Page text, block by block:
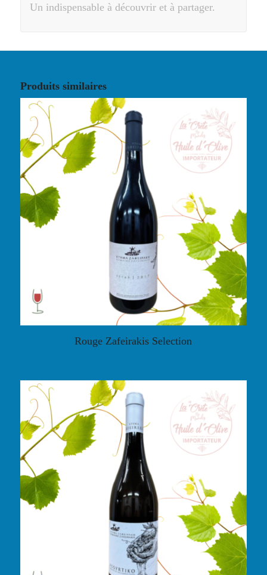
Un indispensable à découvrir et à partager.
Produits similaires
Rouge Zafeirakis Selection